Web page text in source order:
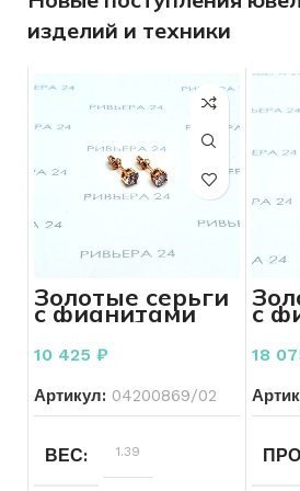
изделий и техники
Золотые серьги
с фианитами
585 проба 1.39
грамм
10 425 ₽
Артикул: 04200869/02
ВЕС 1.39
с
585
18